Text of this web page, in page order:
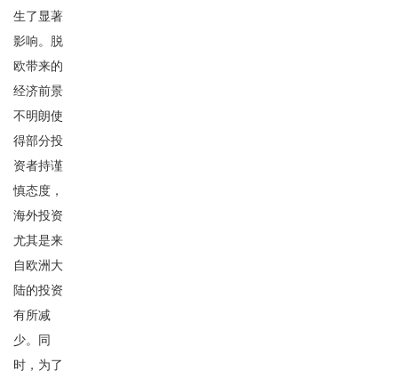
生了显著
影响。脱
欧带来的
经济前景
不明朗使
得部分投
资者持谨
慎态度，
海外投资
尤其是来
自欧洲大
陆的投资
有所减
少。同
时，为了